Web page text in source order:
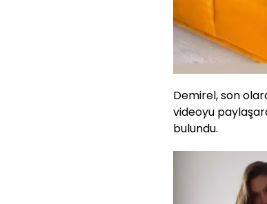
Demirel, son
videoyu
bulundu.